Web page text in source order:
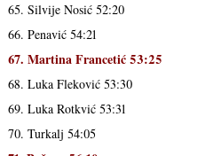
65. Silvije Nosić 52:20
66. Penavić 54:21
67. Martina Francetić 53:25
68. Luka Fleković 53:30
69. Luka Rotkvić 53:31
70. Turkalj 54:05